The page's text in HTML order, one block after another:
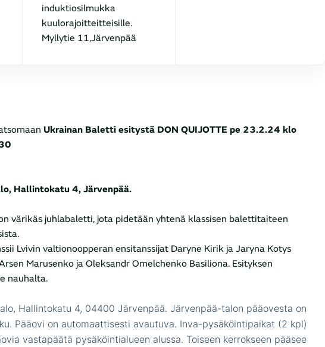
induktiosilmukka
kuulorajoitteitteisille.
Myllytie 11,Järvenpää
Ukrainan Baletti esitystä DON QUIJOTTE pe 23.2.24 klo
Hallintokatu 4, Järvenpää.
värikäs juhlabaletti, jota pidetään yhtenä klassisen balettitaiteen
Lvivin valtionoopperan ensitanssijat Daryne Kirik ja Jaryna Kotys
Marusenko ja Oleksandr Omelchenko Basiliona. Esityksen
nauhalta.
Hallintokatu 4, 04400 Järvenpää. Järvenpää-talon pääovesta on
Pääovi on automaattisesti avautuva. Inva-pysäköintipaikat (2 kpl)
vastapäätä pysäköintialueen alussa. Toiseen kerrokseen pääsee